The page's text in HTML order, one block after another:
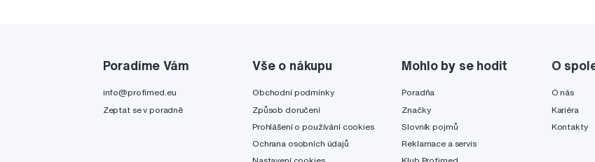
Poradíme Vám
info@profimed.eu
Zeptat se v poradně
Vše o nákupu
Obchodní podmínky
Způsob doručení
Prohlášení o používání cookies
Ochrana osobních údajů
Mohlo by se hodit
Poradňa
Značky
Slovník pojmů
Reklamace a servis
O
O nás
Kariéra
Kontakty